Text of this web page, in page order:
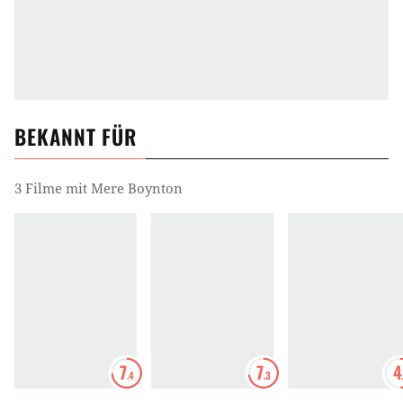
BEKANNT FÜR
3 Filme mit Mere Boynton
7.4 7.3 4